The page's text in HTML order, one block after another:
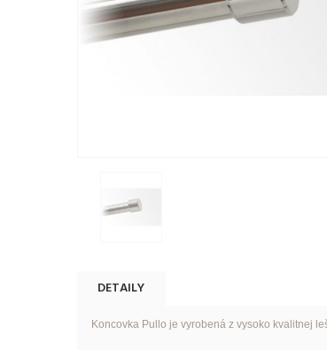
DETAILY
Koncovka Pullo je vyrobená z vysoko kvalitnej